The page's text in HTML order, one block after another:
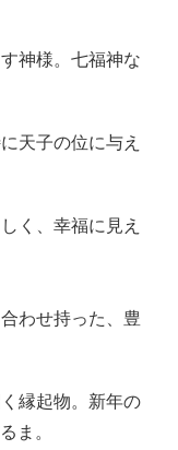
神様。七福神な
天子の位に与え
く、幸福に見え
わせ持った、豊
縁起物。新年の
ま。